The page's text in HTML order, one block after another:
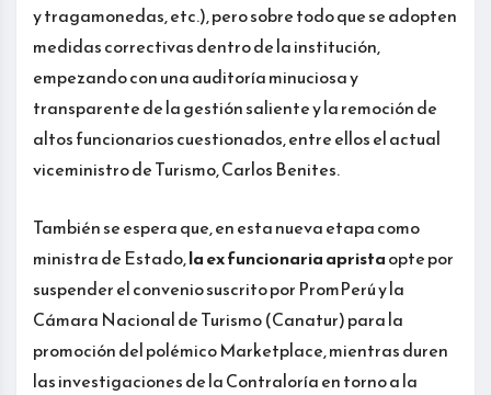
y tragamonedas, etc.), pero sobre todo que se adopten
medidas correctivas dentro de la institución,
empezando con una auditoría minuciosa y
transparente de la gestión saliente y la remoción de
altos funcionarios cuestionados, entre ellos el actual
viceministro de Turismo, Carlos Benites.
También se espera que, en esta nueva etapa como
ministra de Estado,la ex funcionaria apristaopte por
suspender el convenio suscrito por PromPerú y la
Cámara Nacional de Turismo (Canatur) para la
promoción del polémico Marketplace, mientras duren
las investigaciones de la Contraloría en torno a la